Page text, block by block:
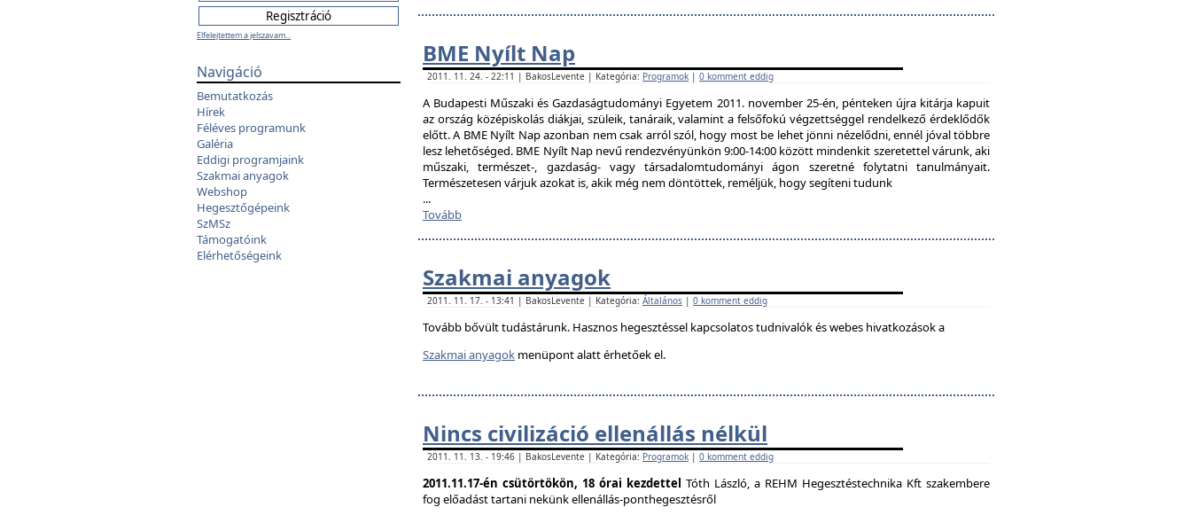
Elfelejtettem a jelszavam...
Navigáció
Bemutatkozás
Hírek
Féléves programunk
Galéria
Eddigi programjaink
Szakmai anyagok
Webshop
Hegesztőgépeink
SzMSz
Támogatóink
Elérhetőségeink
BME Nyílt Nap
2011. 11. 24. - 22:11 | BakosLevente | Kategória: Programok | 0 komment eddig
A Budapesti Műszaki és Gazdaságtudományi Egyetem 2011. november 25-én, pénteken újra kitárja kapuit
az ország középiskolás diákjai, szüleik, tanáraik, valamint a felsőfokú végzettséggel rendelkező érdeklődők
előtt. A BME Nyílt Nap azonban nem csak arról szól, hogy most be lehet jönni nézelődni, ennél jóval többre
lesz lehetőséged. BME Nyílt Nap nevű rendezvényünkön 9:00-14:00 között mindenkit szeretettel várunk, aki
műszaki, természet-, gazdaság- vagy társadalomtudományi ágon szeretné folytatni tanulmányait.
Természetesen várjuk azokat is, akik még nem döntöttek, reméljük, hogy segíteni tudunk
...
Tovább
Szakmai anyagok
2011. 11. 17. - 13:41 | BakosLevente | Kategória: Általános | 0 komment eddig
Tovább bővült tudástárunk. Hasznos hegesztéssel kapcsolatos tudnivalók és webes hivatkozások a
Szakmai anyagok menüpont alatt érhetőek el.
Nincs civilizáció ellenállás nélkül
2011. 11. 13. - 19:46 | BakosLevente | Kategória: Programok | 0 komment eddig
2011.11.17-én csütörtökön, 18 órai kezdettel Tóth László, a REHM Hegesztéstechnika Kft szakembere
fog előadást tartani nekünk ellenállás-ponthegesztésről